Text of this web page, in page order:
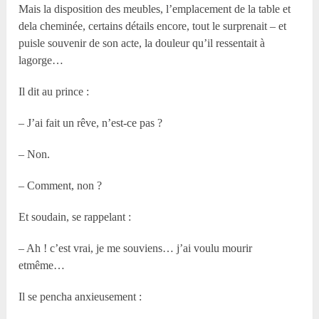
Mais la disposition des meubles, l’emplacement de la table et
dela cheminée, certains détails encore, tout le surprenait – et
puisle souvenir de son acte, la douleur qu’il ressentait à
lagorge…
Il dit au prince :
– J’ai fait un rêve, n’est-ce pas ?
– Non.
– Comment, non ?
Et soudain, se rappelant :
– Ah ! c’est vrai, je me souviens… j’ai voulu mourir
etmême…
Il se pencha anxieusement :